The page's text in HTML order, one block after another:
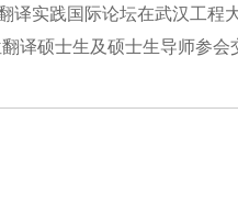
实践国际论坛在武汉工程
译硕士生及硕士生导师参